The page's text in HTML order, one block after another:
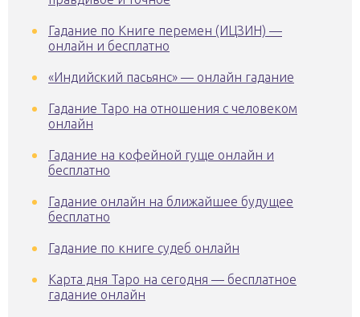
Гадание по Книге перемен (ИЦЗИН) —
онлайн и бесплатно
«Индийский пасьянс» — онлайн гадание
Гадание Таро на отношения с человеком
онлайн
Гадание на кофейной гуще онлайн и
бесплатно
Гадание онлайн на ближайшее будущее
бесплатно
Гадание по книге судеб онлайн
Карта дня Таро на сегодня — бесплатное
гадание онлайн